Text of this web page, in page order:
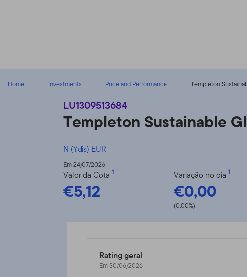
Home Investments Price and Performance Templeton
LU1309513684
Templeton Sustainable
N (Ydis) EUR
Em 24/07/2026
Valor da Cota1
€5,12
Variação no dia 1
€0,00
(0,00%)
Rating geral
Em 30/06/2026